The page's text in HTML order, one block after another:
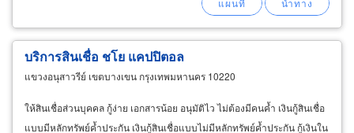
บริการสินเชื่อ ชโย แคปปิตอล
แขวงอนุสาวรีย์ เขตบางเขน กรุงเทพมหานคร 10220
ให้สินเชื่อส่วนบุคคล กู้ง่าย เอกสารน้อย อนุมัติไว ไม่ต้องมีคนค้ำ เงินกู้สินเชื่อ
แบบมีหลักทรัพย์ค้ำประกัน เงินกู้สินเชื่อแบบไม่มีหลักทรัพย์ค้ำประกัน กู้เงินใน